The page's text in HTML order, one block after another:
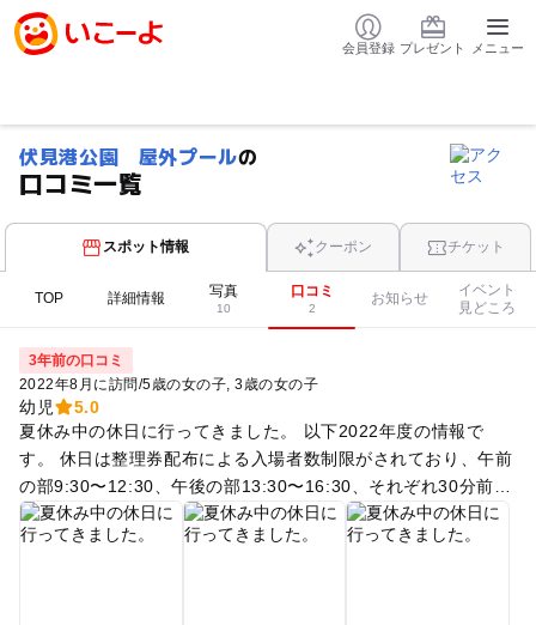
会員登録 プレゼント メニュー
伏見港公園 屋外プールの
口コミ一覧
スポット情報 クーポン チケット
TOP 詳細情報 写真
10
口コミ
2
お知らせ
イベント
見どころ
3年前の口コミ
2022年8月に訪問/5歳の女の子 3歳の女の子
幼児
5.0
夏休み中の休日に行ってきました。 以下2022年度の情報で
す。 休日は整理券配布による入場者数制限がされており、午前
の部9:30〜12:30、午後の部13:30〜16:30、それぞれ30分前か
ら整理券配布です。 整理券は屋外プール100名、屋内プール10
0名まで。 屋外と屋内は自由に行き来ができます。 確実に入場